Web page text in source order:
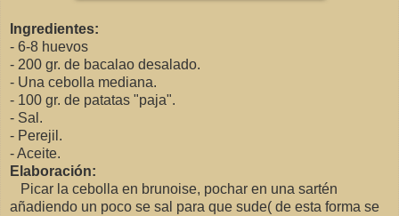
Ingredientes:
- 6-8 huevos
- 200 gr. de bacalao desalado.
- Una cebolla mediana.
- 100 gr. de patatas "paja".
- Sal.
- Perejil.
- Aceite.
Elaboración:
Picar la cebolla en brunoise, pochar en una sartén
añadiendo un poco se sal para que sude( de esta forma se